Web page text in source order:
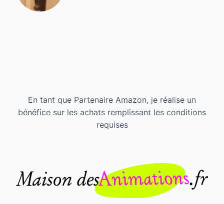
En tant que Partenaire Amazon, je réalise un
bénéfice sur les achats remplissant les conditions
requises